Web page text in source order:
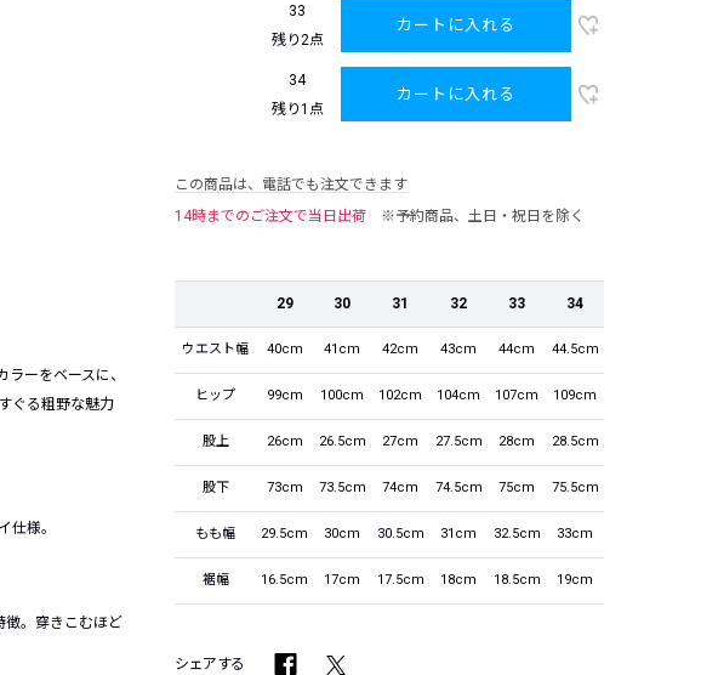
ーをベースに、
ぐる粗野な魅力
仕様。
徴。穿きこむほど
33
残り2点
カートに入れる
34
残り1点
カートに入れる
この商品は、電話でも注文できます
14時までのご注文で当日出荷
※予約商品、土日・祝日を除く
29 30 31 32 33 34
ウエスト幅 40cm 41cm 42cm 43cm 44cm 44.5cm
ヒップ 99cm 100cm 102cm 104cm 107cm 109cm
股上 26cm 26.5cm 27cm 27.5cm 28cm 28.5cm
股下 73cm 73.5cm 74cm 74.5cm 75cm 75.5cm
もも幅 29.5cm 30cm 30.5cm 31cm 32.5cm 33cm
裾幅 16.5cm 17cm 17.5cm 18cm 18.5cm 19cm
シェアする